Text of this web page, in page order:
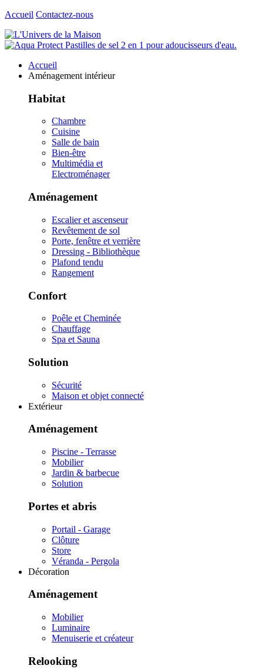
Accueil Contactez-nous
Accueil
Aménagement intérieur
Habitat
Chambre
Cuisine
Salle de bain
Bien-être
Multimédia et
Electroménager
Aménagement
Escalier et ascenseur
Revêtement de sol
Porte, fenêtre et verrière
Dressing - Bibliothèque
Plafond tendu
Rangement
Confort
Poêle et Cheminée
Chauffage
Spa et Sauna
Solution
Sécurité
Maison et objet connecté
Extérieur
Aménagement
Piscine - Terrasse
Mobilier
Jardin & barbecue
Solution
Portes et abris
Portail - Garage
Clôture
Store
Véranda - Pergola
Décoration
Aménagement
Mobilier
Luminaire
Menuiserie et créateur
Relooking